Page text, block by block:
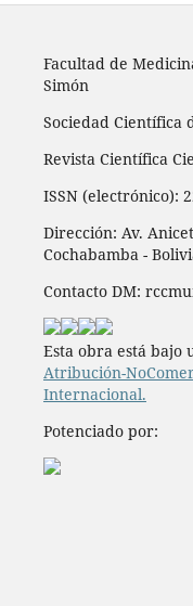
Facultad de
Simón
Sociedad Científica
Revista Científica
ISSN (electrónico):
Dirección: Av.
Cochabamba -
Contacto DM:
Esta obra está bajo
Atribución-
Internacional.
Potenciado por: